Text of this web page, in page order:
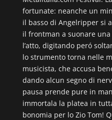
fortunate: neanche un
il basso di Angelripper si
il frontman a suonare
l’atto, digitando peró
lo strumento torna nelle
musicista, che accusa
dando alcun segno di
pausa prende pure in
immortala la platea in
bonomia per lo Zio Tom!